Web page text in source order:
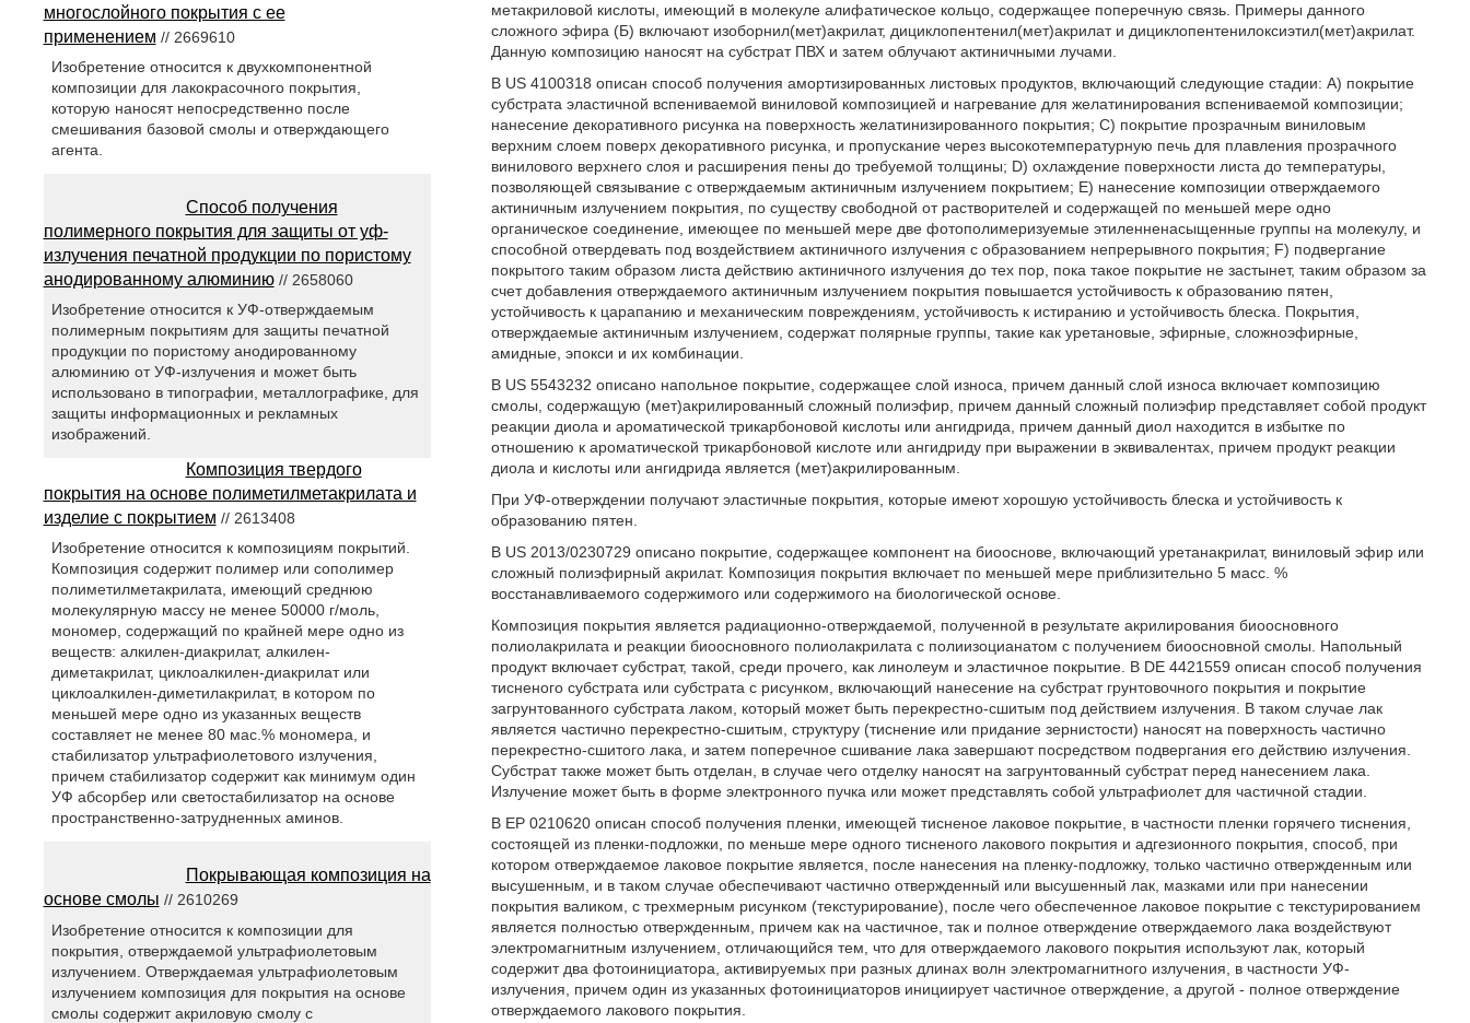
метакриловой кислоты, имеющий в молекуле алифатическое кольцо, содержащее поперечную связь. Примеры данного
сложного эфира (Б) включают изоборнил(мет)акрилат, дициклопентенил(мет)акрилат и дициклопентенилоксиэтил(мет)акрилат.
Данную композицию наносят на субстрат ПВХ и затем облучают актиничными лучами.
В US 4100318 описан способ получения амортизированных листовых продуктов, включающий следующие стадии: А) покрытие
субстрата эластичной вспениваемой виниловой композицией и нагревание для желатинирования вспениваемой композиции;
нанесение декоративного рисунка на поверхность желатинизированного покрытия; С) покрытие прозрачным виниловым
верхним слоем поверх декоративного рисунка, и пропускание через высокотемпературную печь для плавления прозрачного
винилового верхнего слоя и расширения пены до требуемой толщины; D) охлаждение поверхности листа до температуры,
позволяющей связывание с отверждаемым актиничным излучением покрытием; Е) нанесение композиции отверждаемого
актиничным излучением покрытия, по существу свободной от растворителей и содержащей по меньшей мере одно
органическое соединение, имеющее по меньшей мере две фотополимеризуемые этиленненасыщенные группы на молекулу, и
способной отвердевать под воздействием актиничного излучения с образованием непрерывного покрытия; F) подвергание
покрытого таким образом листа действию актиничного излучения до тех пор, пока такое покрытие не застынет, таким образом за
счет добавления отверждаемого актиничным излучением покрытия повышается устойчивость к образованию пятен,
устойчивость к царапанию и механическим повреждениям, устойчивость к истиранию и устойчивость блеска. Покрытия,
отверждаемые актиничным излучением, содержат полярные группы, такие как уретановые, эфирные, сложноэфирные,
амидные, эпокси и их комбинации.
В US 5543232 описано напольное покрытие, содержащее слой износа, причем данный слой износа включает композицию
смолы, содержащую (мет)акрилированный сложный полиэфир, причем данный сложный полиэфир представляет собой продукт
реакции диола и ароматической трикарбоновой кислоты или ангидрида, причем данный диол находится в избытке по
отношению к ароматической трикарбоновой кислоте или ангидриду при выражении в эквивалентах, причем продукт реакции
диола и кислоты или ангидрида является (мет)акрилированным.
При УФ-отверждении получают эластичные покрытия, которые имеют хорошую устойчивость блеска и устойчивость к
образованию пятен.
В US 2013/0230729 описано покрытие, содержащее компонент на биооснове, включающий уретанакрилат, виниловый эфир или
сложный полиэфирный акрилат. Композиция покрытия включает по меньшей мере приблизительно 5 масс. %
восстанавливаемого содержимого или содержимого на биологической основе.
Композиция покрытия является радиационно-отверждаемой, полученной в результате акрилирования биоосновного
полиолакрилата и реакции биоосновного полиолакрилата с полиизоцианатом с получением биоосновной смолы. Напольный
продукт включает субстрат, такой, среди прочего, как линолеум и эластичное покрытие. В DE 4421559 описан способ получения
тисненого субстрата или субстрата с рисунком, включающий нанесение на субстрат грунтовочного покрытия и покрытие
загрунтованного субстрата лаком, который может быть перекрестно-сшитым под действием излучения. В таком случае лак
является частично перекрестно-сшитым, структуру (тиснение или придание зернистости) наносят на поверхность частично
перекрестно-сшитого лака, и затем поперечное сшивание лака завершают посредством подвергания его действию излучения.
Субстрат также может быть отделан, в случае чего отделку наносят на загрунтованный субстрат перед нанесением лака.
Излучение может быть в форме электронного пучка или может представлять собой ультрафиолет для частичной стадии.
В ЕР 0210620 описан способ получения пленки, имеющей тисненое лаковое покрытие, в частности пленки горячего тиснения,
состоящей из пленки-подложки, по меньше мере одного тисненого лакового покрытия и адгезионного покрытия, способ, при
котором отверждаемое лаковое покрытие является, после нанесения на пленку-подложку, только частично отвержденным или
высушенным, и в таком случае обеспечивают частично отвержденный или высушенный лак, мазками или при нанесении
покрытия валиком, с трехмерным рисунком (текстурирование), после чего обеспеченное лаковое покрытие с текстурированием
является полностью отвержденным, причем как на частичное, так и полное отверждение отверждаемого лака воздействуют
электромагнитным излучением, отличающийся тем, что для отверждаемого лакового покрытия используют лак, который
содержит два фотоинициатора, активируемых при разных длинах волн электромагнитного излучения, в частности УФ-
излучения, причем один из указанных фотоинициаторов инициирует частичное отверждение, а другой - полное отверждение
отверждаемого лакового покрытия.
многослойного покрытия с ее
применением // 2669610
Изобретение относится к двухкомпонентной
композиции для лакокрасочного покрытия,
которую наносят непосредственно после
смешивания базовой смолы и отверждающего
агента.
Способ получения
полимерного покрытия для защиты от уф-
излучения печатной продукции по пористому
анодированному алюминию// 2658060
Изобретение относится к УФ-отверждаемым
полимерным покрытиям для защиты печатной
продукции по пористому анодированному
алюминию от УФ-излучения и может быть
использовано в типографии, металлографике, для
защиты информационных и рекламных
изображений.
Композиция твердого
покрытия на основе полиметилметакрилата и
изделие с покрытием // 2613408
Изобретение относится к композициям покрытий.
Композиция содержит полимер или сополимер
полиметилметакрилата, имеющий среднюю
молекулярную массу не менее 50000 г/моль,
мономер, содержащий по крайней мере одно из
веществ: алкилен-диакрилат, алкилен-
диметакрилат, циклоалкилен-диакрилат или
циклоалкилен-диметилакрилат, в котором по
меньшей мере одно из указанных веществ
составляет не менее 80 мас.% мономера, и
стабилизатор ультрафиолетового излучения,
причем стабилизатор содержит как минимум один
УФ абсорбер или светостабилизатор на основе
пространственно-затрудненных аминов.
Покрывающая композиция на
основе смолы // 2610269
Изобретение относится к композиции для
покрытия, отверждаемой ультрафиолетовым
излучением. Отверждаемая ультрафиолетовым
излучением композиция для покрытия на основе
смолы содержит акриловую смолу с